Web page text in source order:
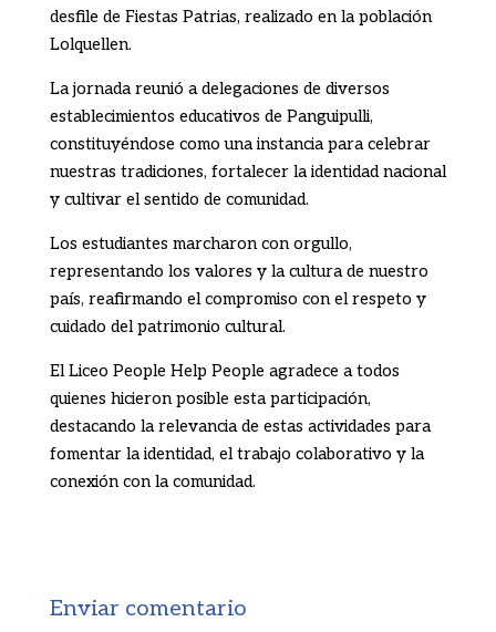
desfile de Fiestas Patrias, realizado en la población
Lolquellen.
La jornada reunió a delegaciones de diversos
establecimientos educativos de Panguipulli,
constituyéndose como una instancia para celebrar
nuestras tradiciones, fortalecer la identidad nacional
y cultivar el sentido de comunidad.
Los estudiantes marcharon con orgullo,
representando los valores y la cultura de nuestro
país, reafirmando el compromiso con el respeto y
cuidado del patrimonio cultural.
El Liceo People Help People agradece a todos
quienes hicieron posible esta participación,
destacando la relevancia de estas actividades para
fomentar la identidad, el trabajo colaborativo y la
conexión con la comunidad.
Enviar comentario